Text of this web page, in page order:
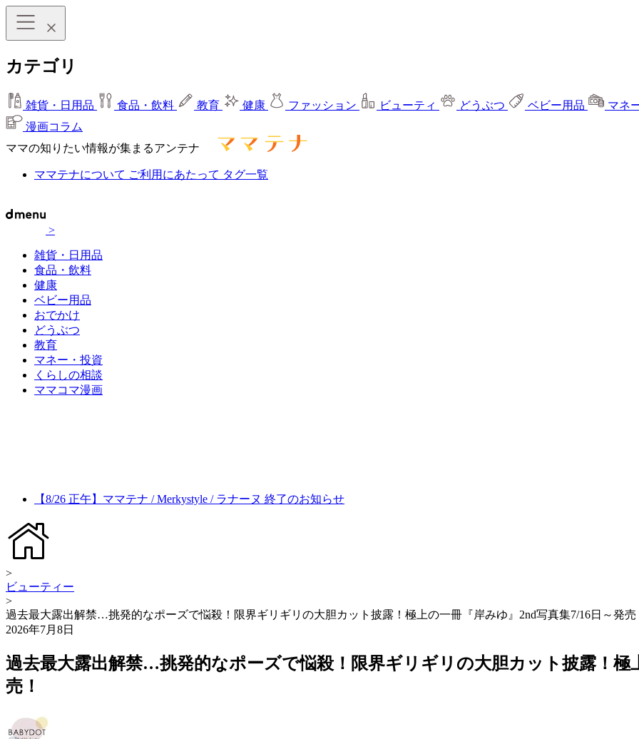
カテゴリ
雑貨・日用品 食品・飲料 教育 健康 ファッション ビューティ どうぶつ ベビー用品 マネ
漫画コラム
ママの知りたい情報が集まるアンテナ
ママテナについて ご利用にあたって タグ一覧
>
雑貨・日用品
食品・飲料
健康
ベビー用品
おでかけ
どうぶつ
教育
マネー・投資
くらしの相談
ママコマ漫画
【8/26 正午】ママテナ / Merkystyle / ラナーヌ 終了のお知らせ
>
ビューティー
>
過去最大露出解禁…挑発的なポーズで悩殺！限界ギリギリの大胆カット披露！極上の一冊『岸みゆ』2nd写真集7/16日～発売
2026年7月8日
過去最大露出解禁…挑発的なポーズで悩殺！限界ギリギリの大胆カット披露！極
売！